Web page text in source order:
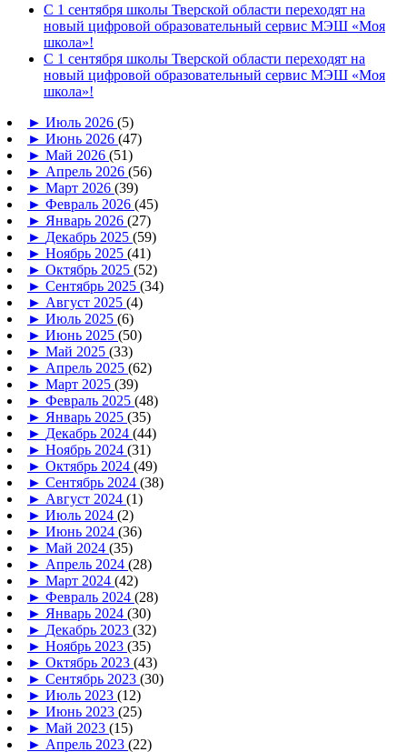
С 1 сентября школы Тверской области переходят на
новый цифровой образовательный сервис МЭШ «Моя
школа»!
С 1 сентября школы Тверской области переходят на
новый цифровой образовательный сервис МЭШ «Моя
школа»!
► Июль 2026 (5)
► Июнь 2026 (47)
► Май 2026 (51)
► Апрель 2026 (56)
► Март 2026 (39)
► Февраль 2026 (45)
► Январь 2026 (27)
► Декабрь 2025 (59)
► Ноябрь 2025 (41)
► Октябрь 2025 (52)
► Сентябрь 2025 (34)
► Август 2025 (4)
► Июль 2025 (6)
► Июнь 2025 (50)
► Май 2025 (33)
► Апрель 2025 (62)
► Март 2025 (39)
► Февраль 2025 (48)
► Январь 2025 (35)
► Декабрь 2024 (44)
► Ноябрь 2024 (31)
► Октябрь 2024 (49)
► Сентябрь 2024 (38)
► Август 2024 (1)
► Июль 2024 (2)
► Июнь 2024 (36)
► Май 2024 (35)
► Апрель 2024 (28)
► Март 2024 (42)
► Февраль 2024 (28)
► Январь 2024 (30)
► Декабрь 2023 (32)
► Ноябрь 2023 (35)
► Октябрь 2023 (43)
► Сентябрь 2023 (30)
► Июль 2023 (12)
► Июнь 2023 (25)
► Май 2023 (15)
► Апрель 2023 (22)